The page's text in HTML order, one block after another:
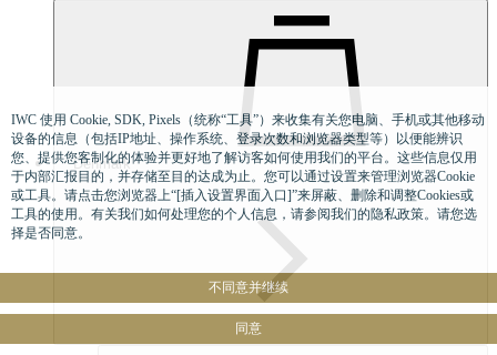
Denmark
IWC 使用 Cookie, SDK, Pixels（统称“工具”）来收集有关您电脑、手机或其他移动
设备的信息（包括IP地址、操作系统、登录次数和浏览器类型等）以便能辨识
您、提供您客制化的体验并更好地了解访客如何使用我们的平台。这些信息仅用
于内部汇报目的，并存储至目的达成为止。您可以通过设置来管理浏览器Cookie
或工具。请点击您浏览器上“[插入设置界面入口]”来屏蔽、删除和调整Cookies或
工具的使用。有关我们如何处理您的个人信息，请参阅我们的隐私政策。请您选
择是否同意。
不同意并继续
同意